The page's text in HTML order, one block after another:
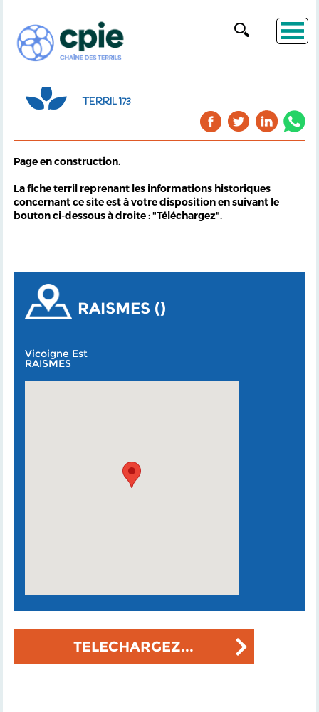
TERRIL 173
Page en construction.
La fiche terril reprenant les informations historiques
concernant ce site est à votre disposition en suivant le
bouton ci-dessous à droite : "Téléchargez".
RAISMES ()
Vicoigne Est
RAISMES
TELECHARGEZ...